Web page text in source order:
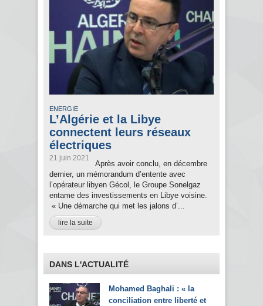
ENERGIE
L’Algérie et la Libye
connectent leurs réseaux
électriques
21 juin 2021
Après avoir conclu, en décembre
dernier, un mémorandum d’entente avec
l’opérateur libyen Gécol, le Groupe Sonelgaz
entame des investissements en Libye voisine.
« Une démarche qui met les jalons d’...
lire la suite
DANS L'ACTUALITÉ
Mohamed Baghali : « la
conciliation entre liberté et